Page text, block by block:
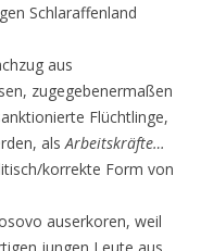
Schlaraffenland
aus
zugegebenermaßen
Flüchtlinge,
als Arbeitskräfte…
korrekte Form von
auserkoren, weil